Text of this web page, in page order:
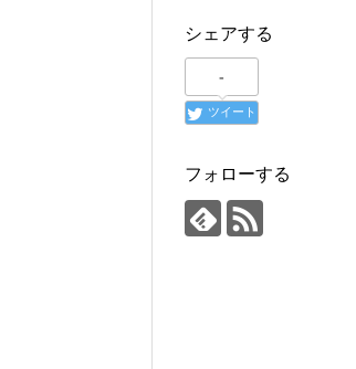
シェアする
-
ツイート
フォローする